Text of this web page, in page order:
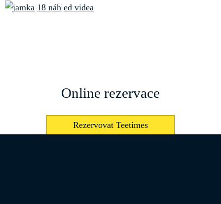
Online rezervace
Rezervovat Teetimes